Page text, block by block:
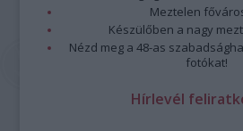
Meztelen
Készülőben a nagy
Nézd meg a 48-as
fotókat!
Hírlevél